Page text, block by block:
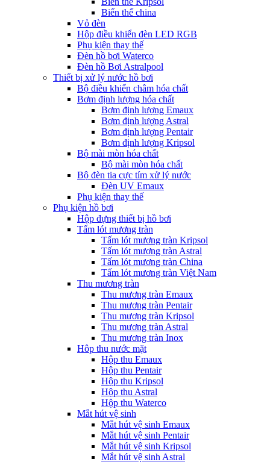
Biến thế china
Vỏ đèn
Hộp điều khiển đèn LED RGB
Phụ kiện thay thế
Đèn hồ bơi Waterco
Đèn hồ Bơi Astralpool
Thiết bị xử lý nước hồ bơi
Bộ điều khiển châm hóa chất
Bơm định lượng hóa chất
Bơm định lượng Emaux
Bơm định lượng Astral
Bơm định lượng Pentair
Bơm định lượng Kripsol
Bộ mài mòn hóa chất
Bộ mài mòn hóa chất
Bộ đèn tia cực tím xử lý nước
Đèn UV Emaux
Phụ kiện thay thế
Phụ kiện hồ bơi
Hộp đựng thiết bị hồ bơi
Tấm lót mương tràn
Tấm lót mương tràn Kripsol
Tấm lót mương tràn Astral
Tấm lót mương tràn China
Tấm lót mương tràn Việt Nam
Thu mương tràn
Thu mương tràn Emaux
Thu mương tràn Pentair
Thu mương tràn Kripsol
Thu mương tràn Astral
Thu mương tràn Inox
Hôp thu nước mặt
Hộp thu Emaux
Hộp thu Pentair
Hộp thu Kripsol
Hộp thu Astral
Hộp thu Waterco
Mắt hút vệ sinh
Mắt hút vệ sinh Emaux
Mắt hút vệ sinh Pentair
Mắt hút vệ sinh Kripsol
Mắt hút vệ sinh Astral